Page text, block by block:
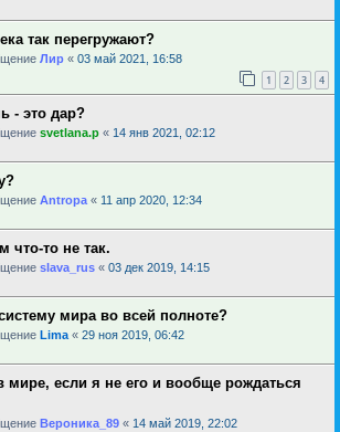
так перегружают?
Лир « 03 май 2021, 16:58
1 2 3 4
- это дар?
svetlana.p « 14 янв 2021, 02:12
Antropa « 11 апр 2020, 12:34
что-то не так.
slava_rus « 03 дек 2019, 14:15
мира во всей полноте?
Lima « 29 ноя 2019, 06:42
мире, если я не его и вообще рождаться
Вероника_89 « 14 май 2019, 22:02